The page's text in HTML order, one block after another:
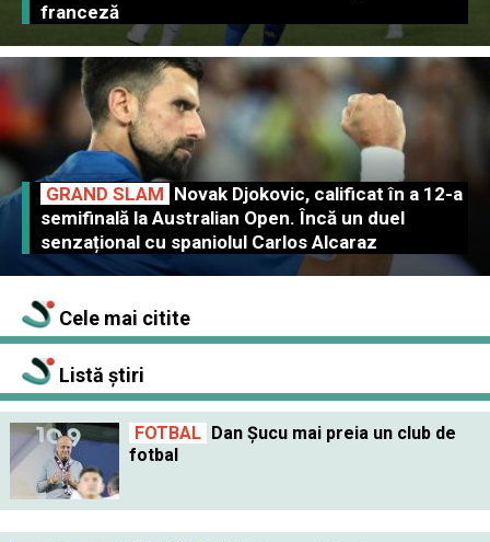
franceză
GRAND SLAM Novak Djokovic, calificat în a 12-a
semifinală la Australian Open. Încă un duel
senzațional cu spaniolul Carlos Alcaraz
Cele mai citite
Listă știri
FOTBAL Dan Şucu mai preia un club de
fotbal